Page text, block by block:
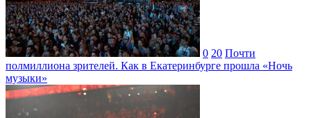
0 20 Почти
полмиллиона зрителей. Как в Екатеринбурге прошла «Ночь
музыки»